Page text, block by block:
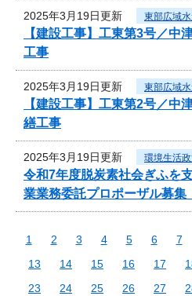
2025年3月19日更新 東部広域
【建設工事】工東第3号／中
工事
2025年3月19日更新 東部広域
【建設工事】工東第2号／中
繕工事
2025年3月19日更新 環境生活
令和7年度脱炭素社会ぎふを
業業務委託プロポーザル募集
1 2 3 4 5 6 7
13
14 15 16 17
23
24 25 26 27